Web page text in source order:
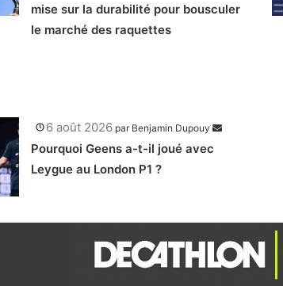
mise sur la durabilité pour bousculer
le marché des raquettes
6 août 2026 par Benjamin Dupouy
Pourquoi Geens a-t-il joué avec
Leygue au London P1 ?